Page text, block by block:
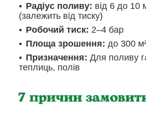
Радіус поливу: від 6 до 10
(залежить від тиску)
Робочий тиск: 2–4 бар
Площа зрошення: до 300
Призначення: Для поливу
теплиць, полів